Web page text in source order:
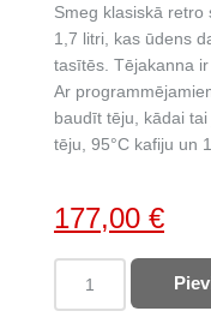
Smeg klasiskā
1,7 litri, kas ūdens
tasītēs. Tējakanna
Ar
baudīt tēju, kādai
tēju, 95°C kafiju un
Original
price
was:
177,00 €
is:
tējkanna